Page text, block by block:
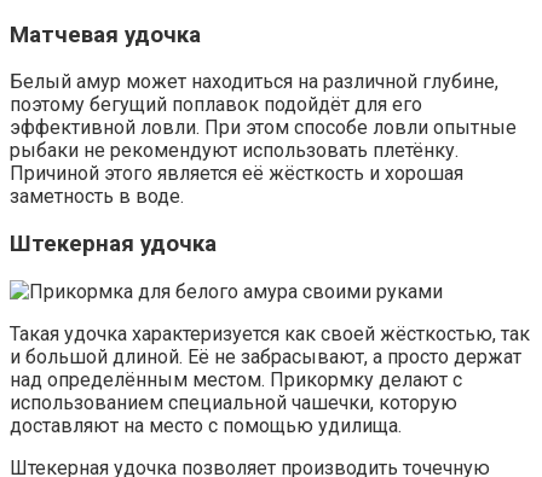
Матчевая удочка
Белый амур может находиться на различной глубине,
поэтому бегущий поплавок подойдёт для его
эффективной ловли. При этом способе ловли опытные
рыбаки не рекомендуют использовать плетёнку.
Причиной этого является её жёсткость и хорошая
заметность в воде.
Штекерная удочка
Такая удочка характеризуется как своей жёсткостью, так
и большой длиной. Её не забрасывают, а просто держат
над определённым местом. Прикормку делают с
использованием специальной чашечки, которую
доставляют на место с помощью удилища.
Штекерная удочка позволяет производить точечную